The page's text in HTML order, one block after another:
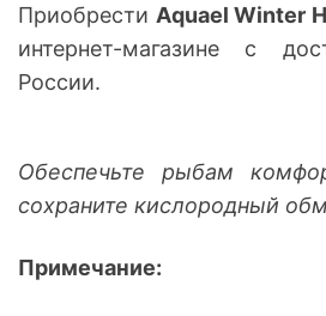
Приобрести Aquael Winter
интернет-магазине с
России.
Обеспечьте рыбам
сохраните кислородный
Примечание: